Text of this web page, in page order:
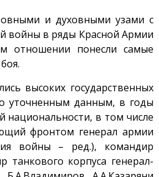
и духовными узами с
войны в ряды Красной Армии
отношении понесли самые
высоких государственных
уточненным данным, в годы
национальности, в том числе
фронтом генерал армии
войны – ред.), командир
танкового корпуса генерал-